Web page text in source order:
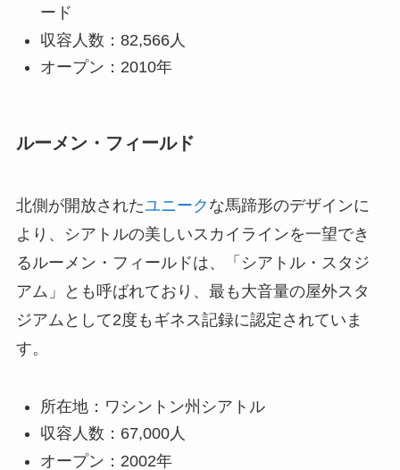
ード
収容人数：82,566人
オープン：2010年
ルーメン・フィールド
北側が開放されたユニーク な馬蹄形のデザインに
より、シアトルの美しいスカイラインを一望でき
るルーメン・フィールドは、「シアトル・スタジ
アム」とも呼ばれており、最も大音量の屋外スタ
ジアムとして2度もギネス記録に認定されていま
す。
所在地：ワシントン州シアトル
収容人数：67,000人
オープン：2002年